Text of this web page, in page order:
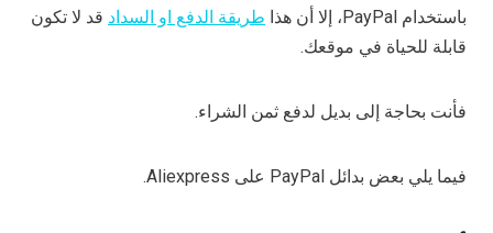
باستخدام PayPal، إلا أن هذا
طريقة الدفع او السداد قد لا تكون
قابلة للحياة في موقعك.
فأنت بحاجة إلى بديل لدفع ثمن الشراء.
فيما يلي بعض بدائل PayPal على Aliexpress.